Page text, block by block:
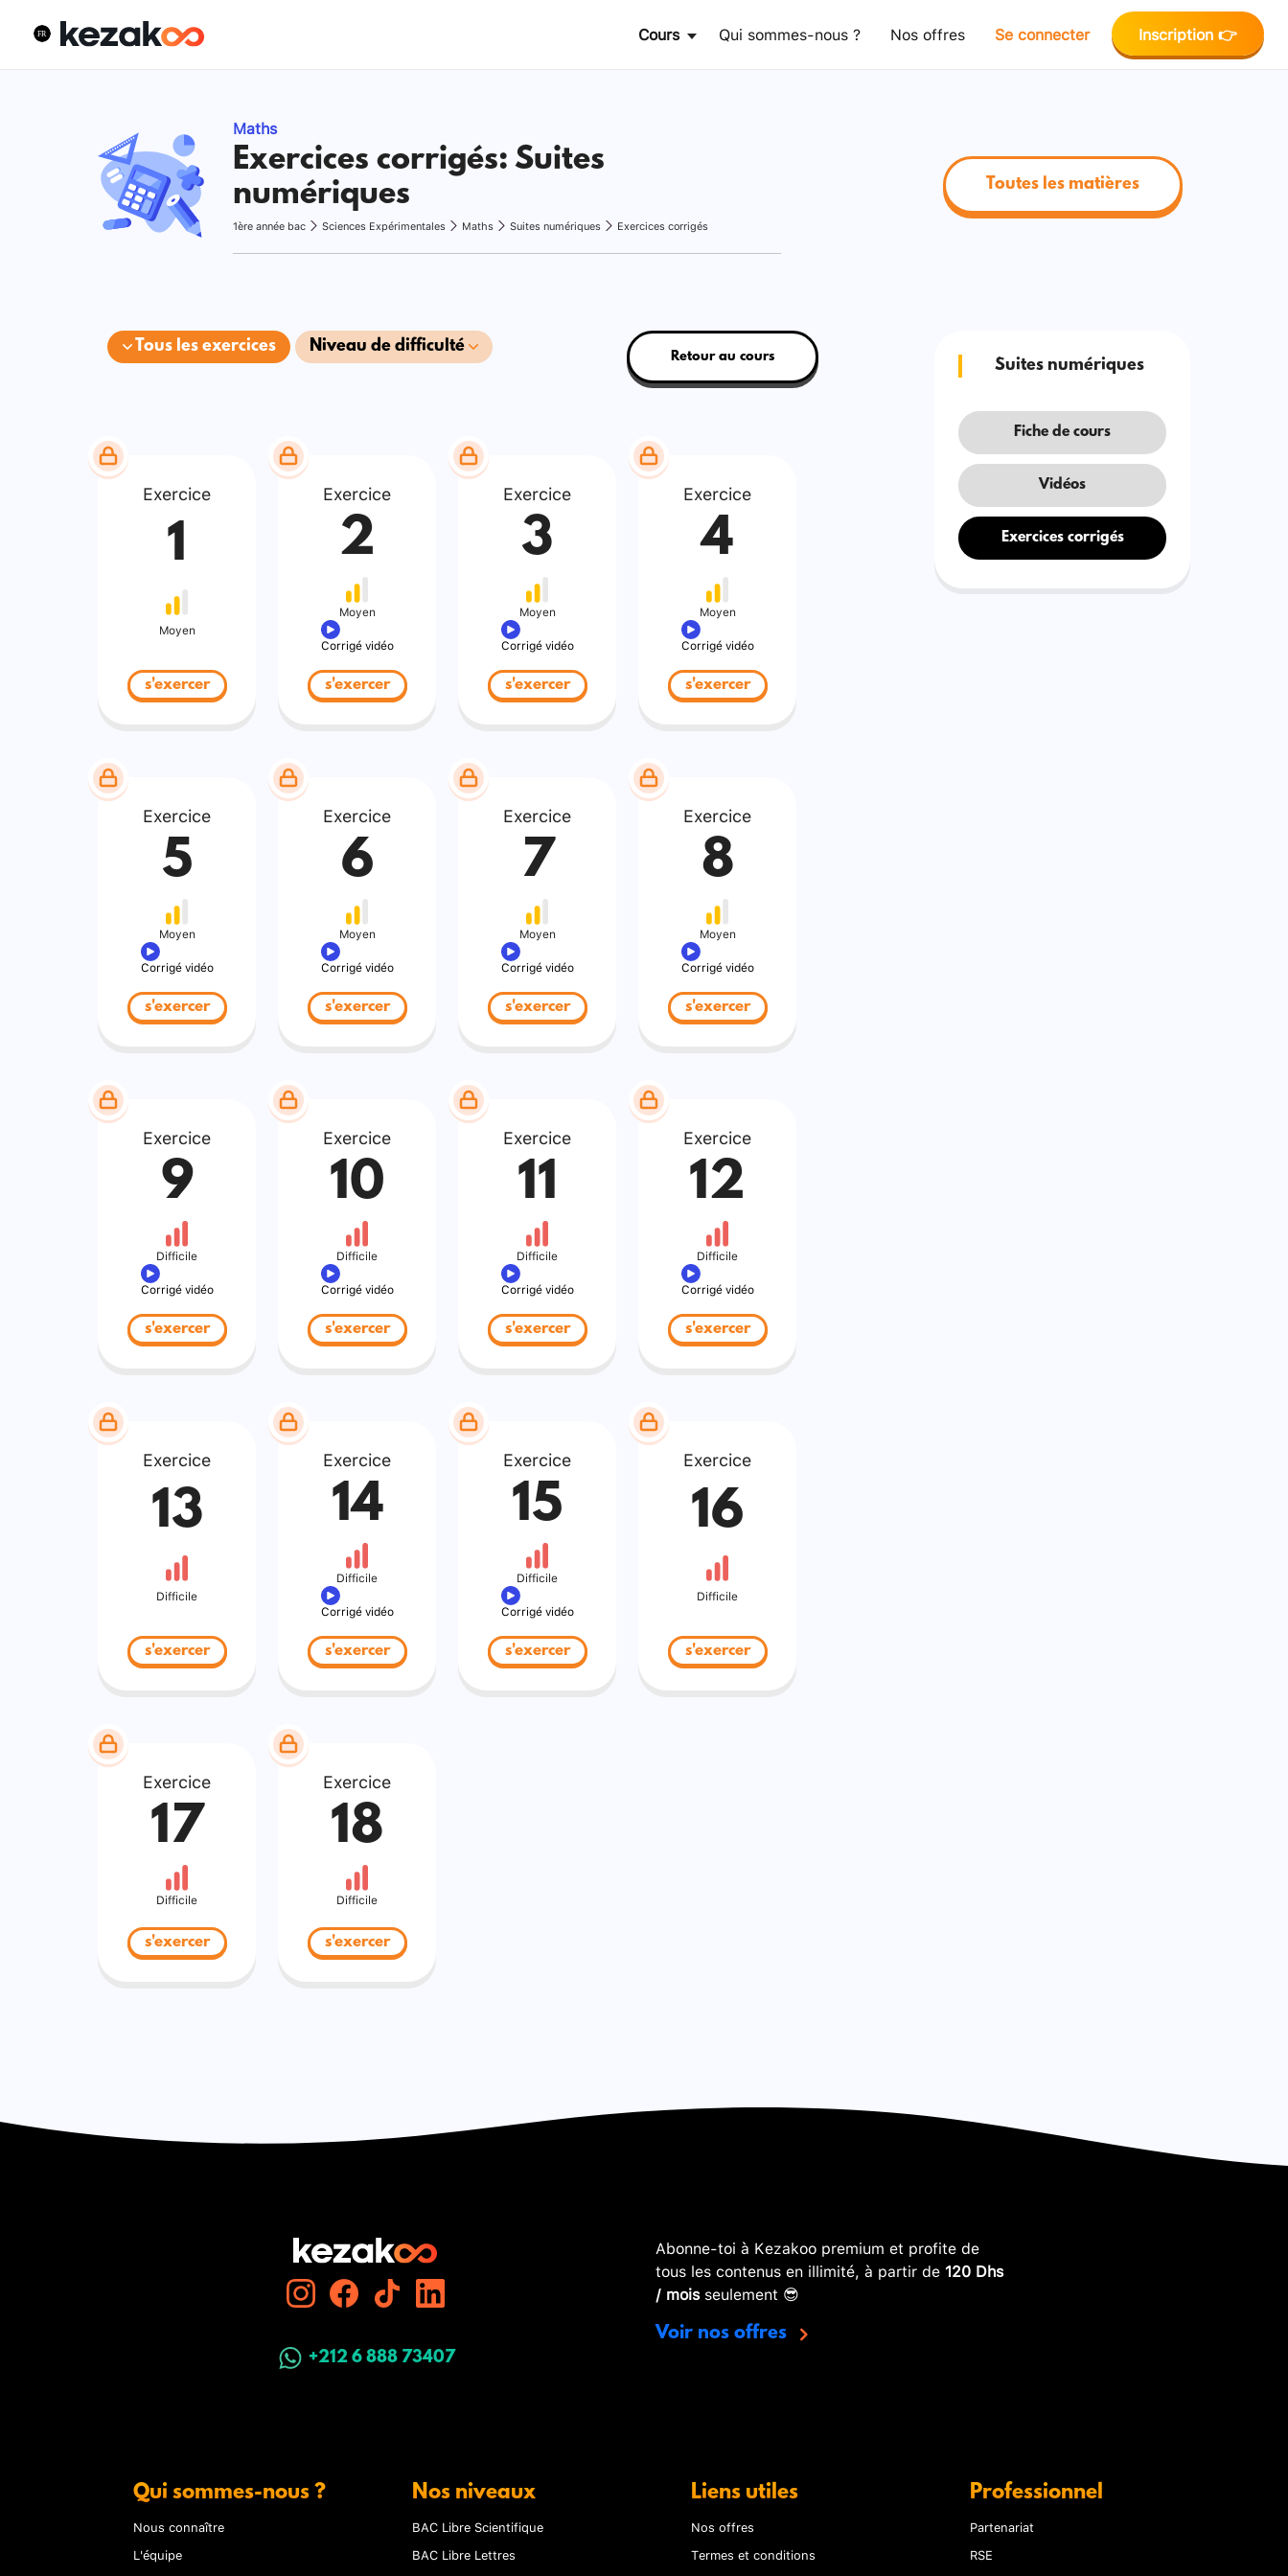
Cours Qui sommes-nous ? Nos offres Se connecter Inscription 👉
Maths
Exercices corrigés: Suites
numériques
1ère année bac Sciences Expérimentales Maths Suites numériques Exercices corrigés
Toutes les matières
Tous les exercices Niveau de difficulté
Retour au cours
Exercice
1
Moyen
s'exercer
Exercice
2
Moyen
Corrigé vidéo
s'exercer
Exercice
3
Moyen
Corrigé vidéo
s'exercer
Exercice
4
Moyen
Corrigé vidéo
s'exercer
Exercice
5
Moyen
Corrigé vidéo
s'exercer
Exercice
6
Moyen
Corrigé vidéo
s'exercer
Exercice
7
Moyen
Corrigé vidéo
s'exercer
Exercice
8
Moyen
Corrigé vidéo
s'exercer
Exercice
9
Difficile
Corrigé vidéo
s'exercer
Exercice
10
Difficile
Corrigé vidéo
s'exercer
Exercice
11
Difficile
Corrigé vidéo
s'exercer
Exercice
12
Difficile
Corrigé vidéo
s'exercer
Exercice
13
Difficile
s'exercer
Exercice
14
Difficile
Corrigé vidéo
s'exercer
Exercice
15
Difficile
Corrigé vidéo
s'exercer
Exercice
16
Difficile
s'exercer
Exercice
17
Difficile
s'exercer
Exercice
18
Difficile
s'exercer
Suites numériques
Fiche de cours
Vidéos
Exercices corrigés
+212 6 888 73407
Abonne-toi à Kezakoo premium et profite de
tous les contenus en illimité, à partir de 120 Dhs
/ moisseulement 😎
Voir nos offres
Qui sommes-nous ?
Nous connaître
L'équipe
Nos niveaux
BAC Libre Scientifique
BAC Libre Lettres
Liens utiles
Nos offres
Termes et conditions
Professionnel
Partenariat
RSE